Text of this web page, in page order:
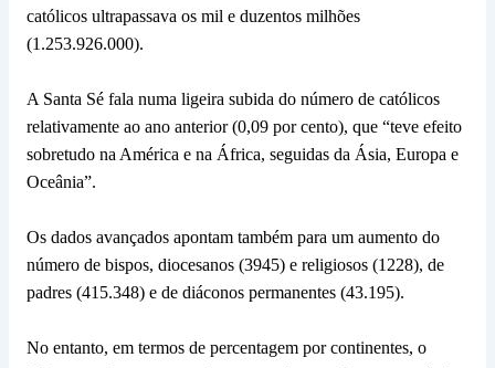
católicos ultrapassava os mil e duzentos milhões
(1.253.926.000).
A Santa Sé fala numa ligeira subida do número de católicos
relativamente ao ano anterior (0,09 por cento), que “teve efeito
sobretudo na América e na África, seguidas da Ásia, Europa e
Oceânia”.
Os dados avançados apontam também para um aumento do
número de bispos, diocesanos (3945) e religiosos (1228), de
padres (415.348) e de diáconos permanentes (43.195).
No entanto, em termos de percentagem por continentes, o